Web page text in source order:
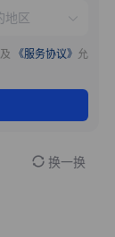
及 《服务协议》 允
换一换